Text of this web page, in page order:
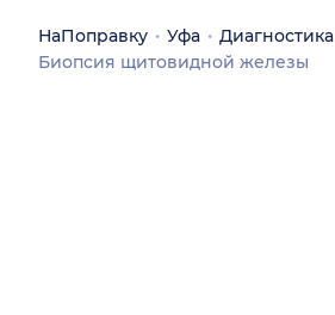
НаПоправку Уфа Диагностика
Биопсия щитовидной железы